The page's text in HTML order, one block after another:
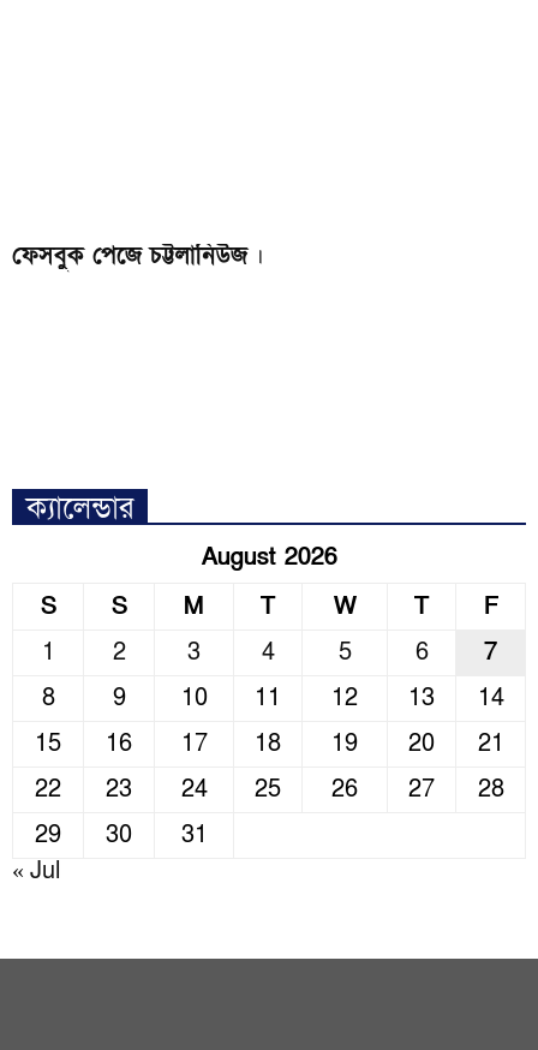
ফেসবুক পেজে চট্টলানিউজ ।
ক্যালেন্ডার
August 2026
S
S M T W T
F
1
2 3 4 5 6
7
8
9 10 11 12 13
14
15
16 17 18 19 20
21
22
23 24 25 26 27
28
29
30
31
« Jul